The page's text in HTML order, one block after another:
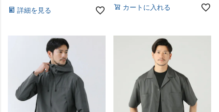
詳細を見る カートに入れる